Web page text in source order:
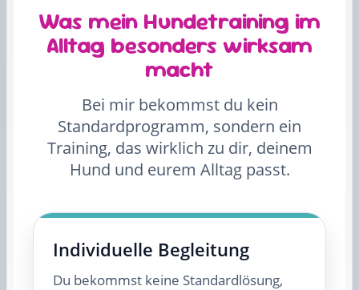
Was mein Hundetraining im
Alltag besonders wirksam
macht
Bei mir bekommst du kein
Standardprogramm, sondern ein
Training, das wirklich zu dir, deinem
Hund und eurem Alltag passt.
Individuelle Begleitung
Du bekommst keine Standardlösung,